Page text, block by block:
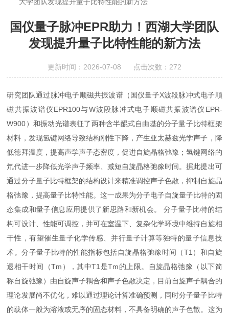
国仪量子脉冲EPR助力！西湖大学团队
发现提升量子比特性能的新方法
更新时间：2026-07-08 点击次数：272
研究团队通过脉冲电子顺磁共振波谱（国仪量子X波段脉冲式电子顺
磁共振波谱仪EPR100与W波段脉冲式电子顺磁共振波谱仪EPR-
W900）和振动光谱表征了两种含半醌式自由基的分子量子比特框架
材料，发现氢键网络导致结构刚性下降，产生亚太赫兹光学声子，降
低德拜温度，提高声学声子态密度，促进自旋晶格弛豫；氢键网络的
氘代进一步降低光学声子频率、减短自旋晶格弛豫时间。据此提出可
通过分子量子比特框架的结构设计来精准调控声子色散，抑制自旋晶
格弛豫，提高量子比特性能。这一成果为分子电子自旋量子比特的固
态集成和量子信息应用提供了新思路和新机会。 分子量子比特的结
构可设计、性能可调控，并可在室温下、复杂化学环境中维持自旋相
干性，有望催生量子化学传感、并行量子计算等独特的量子信息技
术。分子量子比特的性能指标包括自旋晶格弛豫时间（T1）和自旋
退相干时间（Tm），其中T1是Tm的上限。自旋晶格弛豫（以下简
称自旋弛豫）由自旋声子耦合和声子色散决定，目前自旋声子耦合的
理论发展尚不优化，难以通过理论计算准确预测，同时分子量子比特
的载体一般为溶液或无序的固态材料，不具备明确的声子色散。这为